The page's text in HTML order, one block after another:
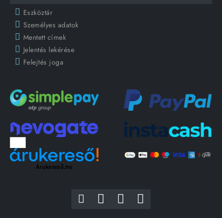
Eszköztár
Személyes adatok
Mentett címek
Jelentés lekérése
Felejtés joga
Árukereső.hu